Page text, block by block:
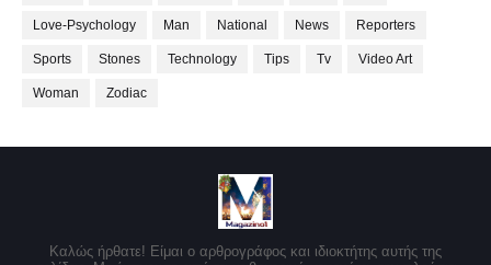
Love-Psychology Man National News Reporters
Sports Stones Technology Tips Tv Video Art
Woman Zodiac
Καλώς ήρθατε! Είμαι ο αρθρογράφος και ιδιοκτήτης αυτής της